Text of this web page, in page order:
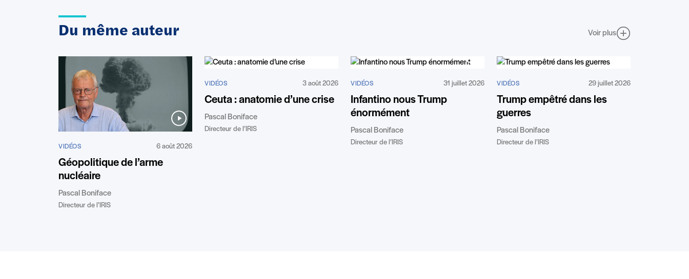
Du même auteur Voir plus
VIDÉOS 6 août 2026
Géopolitique de l’arme
nucléaire
Pascal Boniface
Directeur de l’IRIS
VIDÉOS 3 août 2026
Ceuta : anatomie d’une crise
Pascal Boniface
Directeur de l’IRIS
VIDÉOS 31 juillet 2026
Infantino nous Trump
énormément
Pascal Boniface
Directeur de l’IRIS
VIDÉOS 29 juillet 2026
Trump empêtré dans les
guerres
Pascal Boniface
Directeur de l’IRIS